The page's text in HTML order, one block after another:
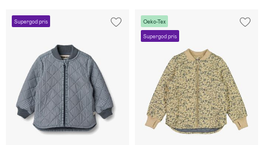
Supergod pris Oeko-Tex
Supergod pris